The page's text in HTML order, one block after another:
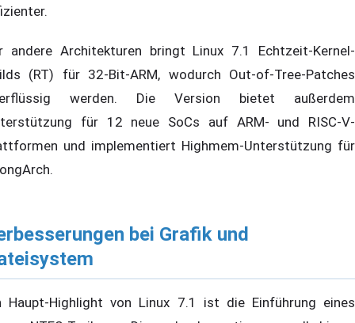
andere Architekturen bringt Linux 7.1 Echtzeit-Kernel-
(RT) für 32-Bit-ARM, wodurch Out-of-Tree-Patches
werden. Die Version bietet außerdem
für 12 neue SoCs auf ARM- und RISC-V-
und implementiert Highmem-Unterstützung für
bei Grafik und
Haupt-Highlight von Linux 7.1 ist die Einführung eines